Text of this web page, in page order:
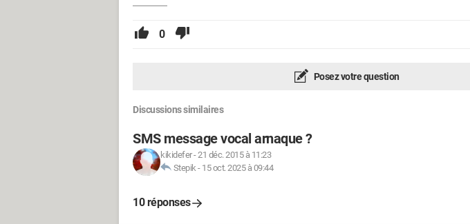
0
Posez votre question
Discussions similaires
SMS message vocal arnaque ?
kikidefer-21 déc. 2015 à 11:23
Stepik- 15 oct. 2025 à 09:44
10 réponses